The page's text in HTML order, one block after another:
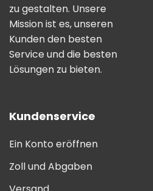
zu gestalten. Unsere
Mission ist es, unseren
Kunden den besten
Service und die besten
Lösungen zu bieten.
Kundenservice
Ein Konto eröffnen
Zoll und Abgaben